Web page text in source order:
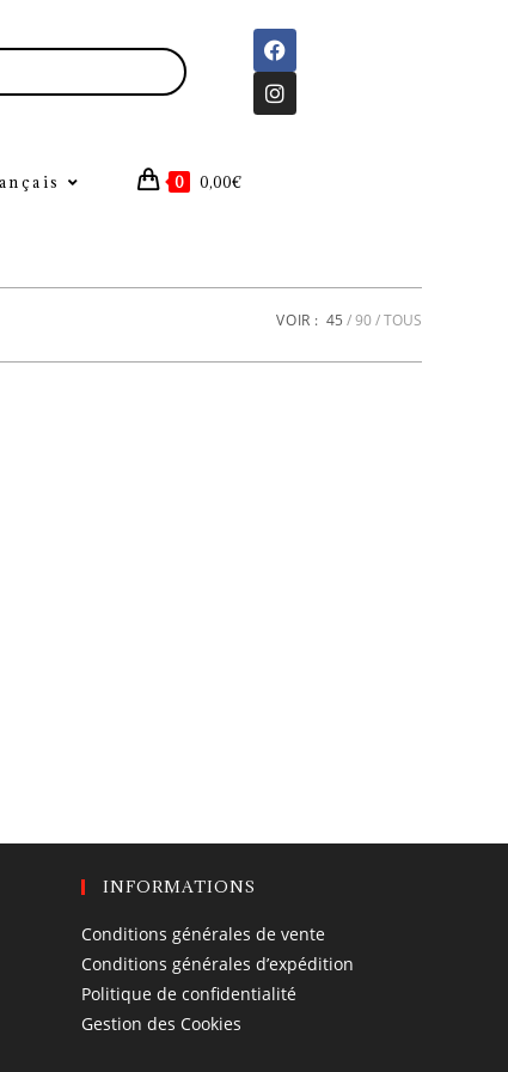
0 0,00€
VOIR : 45 90 TOUS
INFORMATIONS
Conditions générales de vente
Conditions générales d’expédition
Politique de confidentialité
Gestion des Cookies